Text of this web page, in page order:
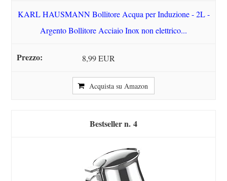
KARL HAUSMANN Bollitore Acqua per Induzione - 2L -
Argento Bollitore Acciaio Inox non elettrico...
8,99 EUR
Acquista su Amazon
4